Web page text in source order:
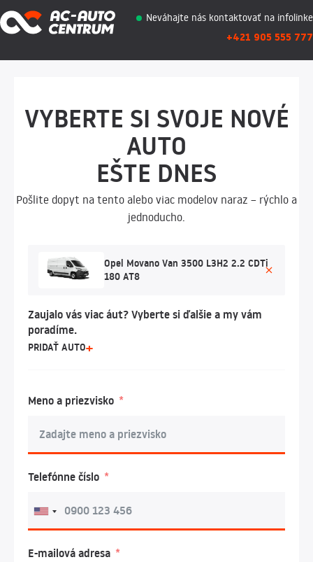
Neváhajte nás kontaktovať na infolinke
+421 905 555 777
VYBERTE SI SVOJE NOVÉ
AUTO
EŠTE DNES
Pošlite dopyt na tento alebo viac modelov naraz – rýchlo a
jednoducho.
Opel Movano Van 3500 L3H2 2.2 CDTi
180 AT8
Zaujalo vás viac áut? Vyberte si ďalšie a my vám
poradíme.
PRIDAŤ AUTO
Meno a priezvisko
Telefónne číslo
E-mailová adresa